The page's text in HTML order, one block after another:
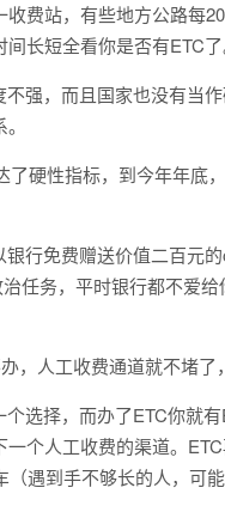
费站，有些地方公路每
长短全看你是否有ETC了
强，而且国家也没有当
硬性指标，到今年年底
行免费赠送价值二百元
任务，平时银行都不爱
，人工收费通道就不堵
选择，而办了ETC你就
个人工收费的渠道。
遇到手不够长的人，可